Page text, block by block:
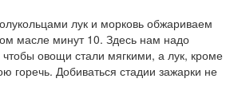
лук и морковь обжариваем
масле минут 10. Здесь нам надо
чтобы овощи стали мягкими, а лук, кроме
горечь. Добиваться стадии зажарки не